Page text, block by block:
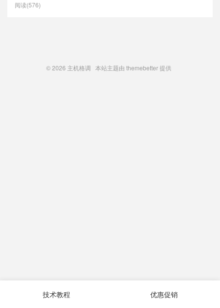
阅读(576)
© 2026 主机格调 本站主题由 themebetter提供
技术教程 优惠促销